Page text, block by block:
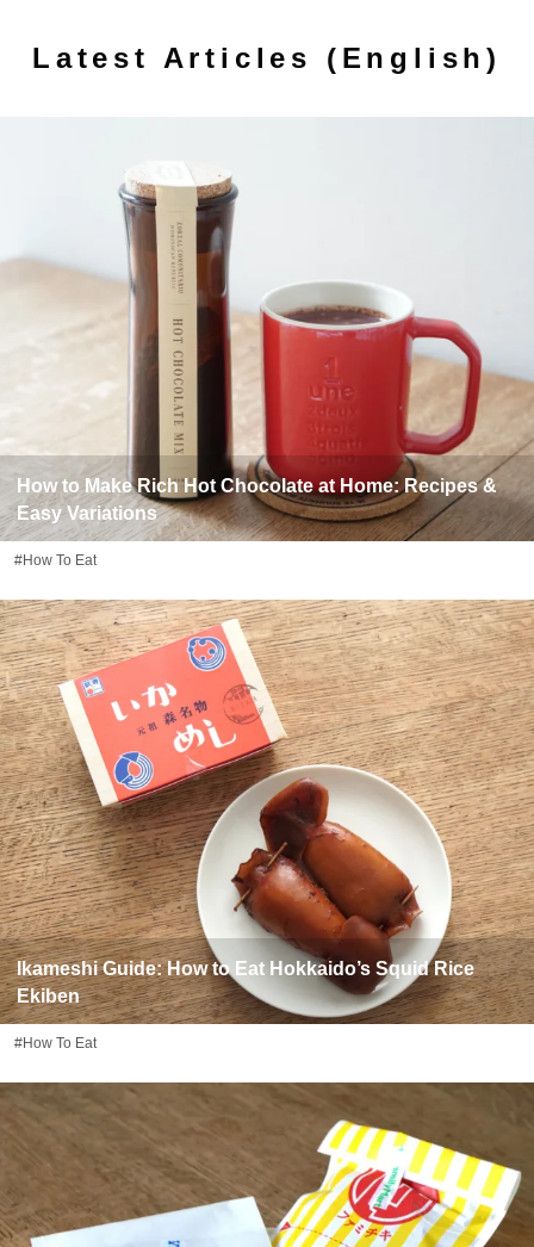
Latest Articles (English)
How to Make Rich Hot Chocolate at Home: Recipes &
Easy Variations
#How To Eat
Ikameshi Guide: How to Eat Hokkaido’s Squid Rice
Ekiben
#How To Eat